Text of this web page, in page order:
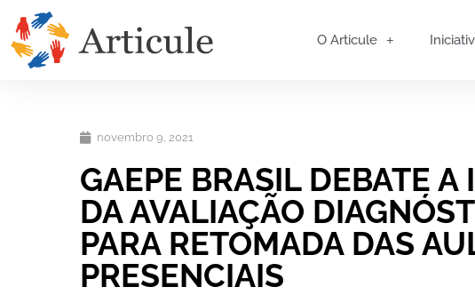
O Articule
novembro 9, 2021
GAEPE BRASIL DEBATE A
DA AVALIAÇÃO
PARA RETOMADA DAS
PRESENCIAIS